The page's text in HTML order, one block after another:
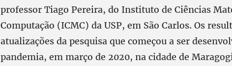
professor Tiago Pereira, do Instituto de Ciências
Computação (ICMC) da USP, em São Carlos. Os
atualizações da pesquisa que começou a ser
pandemia, em março de 2020, na cidade de